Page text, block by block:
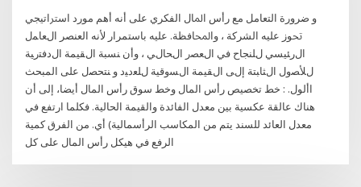
و ﺿﺮورة اﻟﺘﻌﺎﻣﻞ ﻣﻊ رأس اﳌﺎل اﻟﻔﻜﺮي ﻋﻠﻰ أﻧﻪ أﻫﻢ ﻣﻮرد اﺳﱰاﺗﻴﺠﻲ
ﲢﻮز ﻋﻠﻴﻪ اﻟﺸﺮﻛﺔ ، واﶈﺎﻓﻈﺔ. ﻋﻠﻴﻪ ﺑﺎﺳﺘﻤﺮار ﻷﻧﻪ اﻟﻌﻨﺼﺮ اﻝﻌﺎﻤل
اﻝرﺌﻴﺴﻲ ﻝﻠﻨﺠﺎح ﻓﻲ اﻝﻌﺼر اﻝﺤﺎﻝﻲ ، وأن ﻨﺴﺒﺔ اﻝﻘﻴﻤﺔ اﻝدﻓﺘرﻴﺔ
ﻝﻸﺼول اﻝﺜﺎﺒﺘﺔ إﻝﻰ اﻝﻘﻴﻤﺔ اﻝﺴوﻗﻴﺔ ﻝﻠﻌدﻴد و ﻨﺘﺤﺼل ﻋﻠﻰ المبحث
األول. : خط تخصيص رأس المال وخط سوق رأس المال أيضا، إلى أن
هناك عالقة عكسية بين معدل الفائدة والقيمة الحالية. فكلما ارتفع في
معدل العائد للسند يتم من المكاسب الرأسمالية) أي. من الفرق كمية
الرفع في هيكل رأس المال على كل